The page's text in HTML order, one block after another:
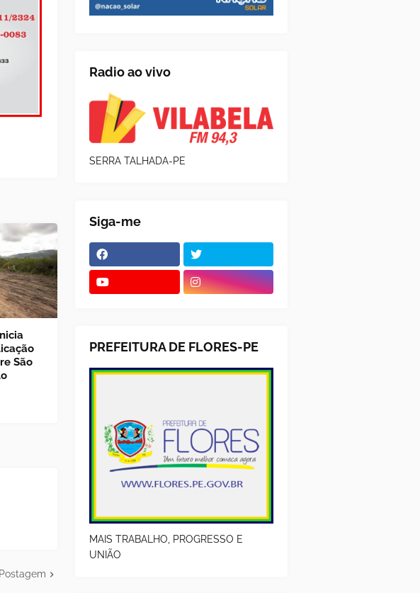
São
Radio ao vivo
SERRA TALHADA-PE
Siga-me
PREFEITURA DE FLORES-PE
MAIS TRABALHO, PROGRESSO E
UNIÃO